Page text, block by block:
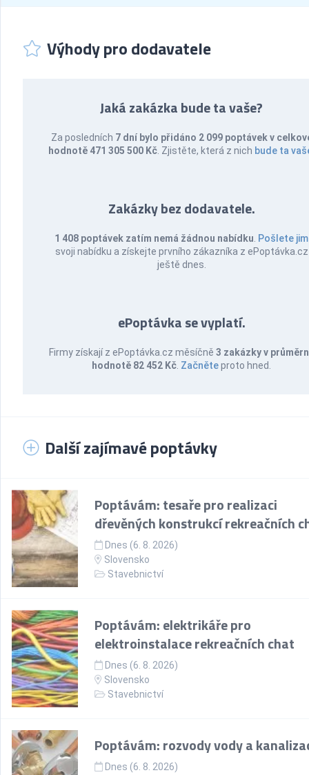
Výhody pro dodavatele
Jaká zakázka bude ta vaše?
Za posledních 7 dní bylo přidáno 2 099 poptávek v
hodnotě 471 305 500 Kč . Zjistěte, která z nich bude ta
Zakázky bez dodavatele.
1 408 poptávek zatím nemá žádnou nabídku Pošlete jim
svoji nabídku a získejte prvního zákazníka z ePoptávka.cz
ještě dnes.
ePoptávka se vyplatí.
Firmy získají z ePoptávka.cz měsíčně 3 zakázky v
hodnotě 82 452 Kč Začněteproto hned.
Další zajímavé poptávky
Poptávám: tesaře pro realizaci
dřevěných konstrukcí rekreačních
Dnes (6. 8. 2026)
Slovensko
Stavebnictví
Poptávám: elektrikáře pro
elektroinstalace rekreačních chat
Dnes (6. 8. 2026)
Slovensko
Stavebnictví
Poptávám: rozvody vody a
Dnes (6. 8. 2026)